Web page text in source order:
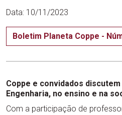
Data: 10/11/2023
Boletim Planeta Coppe -
Coppe e convidados discutem
Engenharia, no ensino e na
Com a participação de